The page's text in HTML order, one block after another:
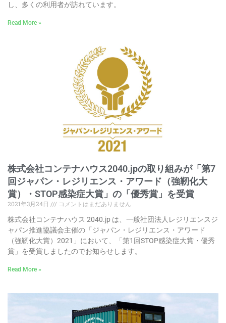
し、多くの利用者が訪れています。
Read More »
株式会社コンテナハウス2040.jpの取り組みが「第7
回ジャパン・レジリエンス・アワード（強靭化大
賞）・STOP感染症大賞」の「優秀賞」を受賞
2021年3月24日
コメントはまだありません
株式会社コンテナハウス 2040.jp は、一般社団法人レジリエンスジ
ャパン推進協議会主催の「ジャパン・レジリエンス・アワード
（強靭化大賞）2021」において、「第1回STOP感染症大賞・優秀
賞」を受賞しましたのでお知らせします。
Read More »